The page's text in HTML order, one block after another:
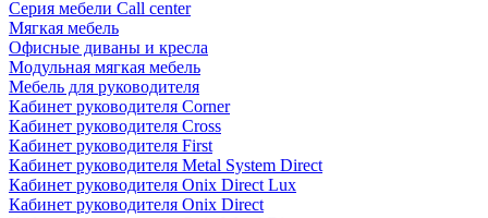
Серия мебели Call center
Мягкая мебель
Офисные диваны и кресла
Модульная мягкая мебель
Мебель для руководителя
Кабинет руководителя Corner
Кабинет руководителя Cross
Кабинет руководителя First
Кабинет руководителя Metal System Direct
Кабинет руководителя Onix Direct Lux
Кабинет руководителя Onix Direct